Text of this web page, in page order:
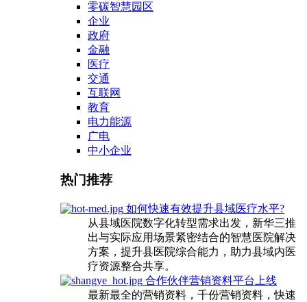
零碳智慧园区
企业
政府
金融
医疗
交通
互联网
教育
电力能源
广电
中小企业
热门推荐
如何快速有效提升县域医疗水平?
从县域医院数字化转型需求出发，新华三推
出与实际应用场景紧密结合的智慧医院解决
方案，提升县医院综合能力，助力县域内医
疗资源整合共享。
合作伙伴营销资料平台上线
最新最全的营销资料，千份营销资料，快速